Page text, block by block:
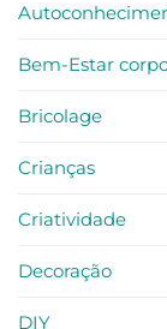
Reconexão
no
trabalho
Bem-Estar
Bricolage
Crianças
Criatividade
Decoração
DIY